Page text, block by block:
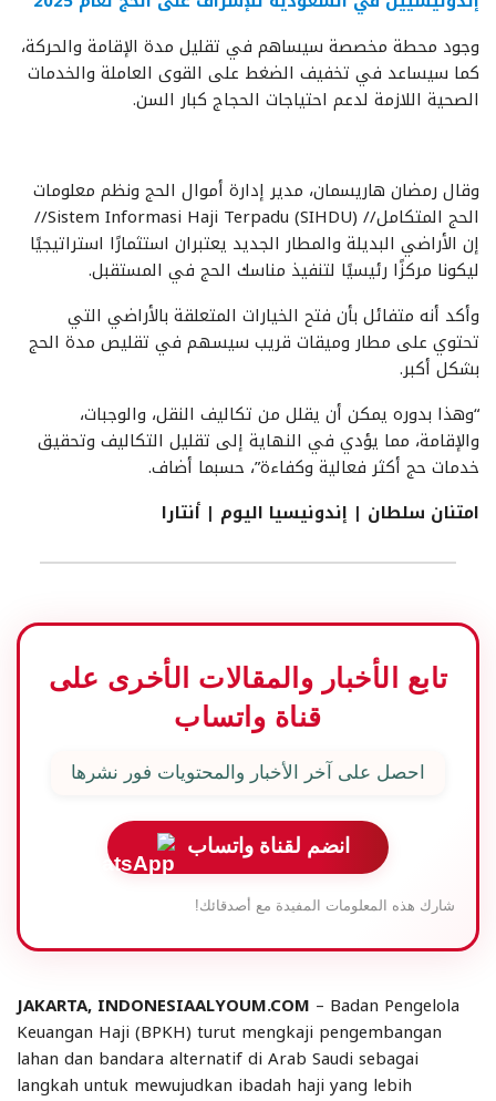
وجود محطة مخصصة سيساهم في تقليل مدة الإقامة والحركة،
كما سيساعد في تخفيف الضغط على القوى العاملة والخدمات
الصحية اللازمة لدعم احتياجات الحجاج كبار السن.
وقال رمضان هاريسمان، مدير إدارة أموال الحج ونظم معلومات
الحج المتكامل// Sistem Informasi Haji Terpadu (SIHDU)//
إن الأراضي البديلة والمطار الجديد يعتبران استثمارًا استراتيجيًا
ليكونا مركزًا رئيسيًا لتنفيذ مناسك الحج في المستقبل.
وأكد أنه متفائل بأن فتح الخيارات المتعلقة بالأراضي التي
تحتوي على مطار وميقات قريب سيسهم في تقليص مدة الحج
بشكل أكبر.
“وهذا بدوره يمكن أن يقلل من تكاليف النقل، والوجبات،
والإقامة، مما يؤدي في النهاية إلى تقليل التكاليف وتحقيق
خدمات حج أكثر فعالية وكفاءة”، حسبما أضاف.
امتنان سلطان | إندونيسيا اليوم | أنتارا
تابع الأخبار والمقالات الأخرى على
قناة واتساب
احصل على آخر الأخبار والمحتويات فور نشرها
انضم لقناة واتساب
شارك هذه المعلومات المفيدة مع أصدقائك!
JAKARTA, INDONESIAALYOUM.COM – Badan Pengelola
Keuangan Haji (BPKH) turut mengkaji pengembangan
lahan dan bandara alternatif di Arab Saudi sebagai
langkah untuk mewujudkan ibadah haji yang lebih